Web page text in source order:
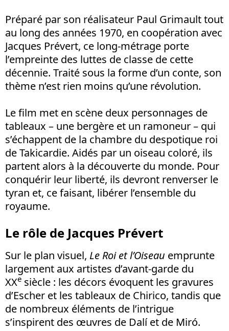
Préparé par son réalisateur Paul Grimault tout
au long des années 1970, en coopération avec
Jacques Prévert, ce long-métrage porte
l’empreinte des luttes de classe de cette
décennie. Traité sous la forme d’un conte, son
thème n’est rien moins qu’une révolution.
Le film met en scène deux personnages de
tableaux – une bergère et un ramoneur – qui
s’échappent de la chambre du despotique roi
de Takicardie. Aidés par un oiseau coloré, ils
partent alors à la découverte du monde. Pour
conquérir leur liberté, ils devront renverser le
tyran et, ce faisant, libérer l’ensemble du
royaume.
Le rôle de Jacques Prévert
Sur le plan visuel, Le Roi et l’Oiseau emprunte
largement aux artistes d’avant-garde du
XXe siècle : les décors évoquent les gravures
d’Escher et les tableaux de Chirico, tandis que
de nombreux éléments de l’intrigue
s’inspirent des œuvres de Dalí et de Miró.